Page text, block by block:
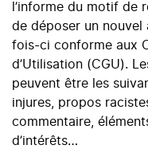
l’informe du motif de
de déposer un
fois-ci conforme aux
d’Utilisation (CGU).
peuvent être les
injures, propos
commentaire,
d’intérêts…